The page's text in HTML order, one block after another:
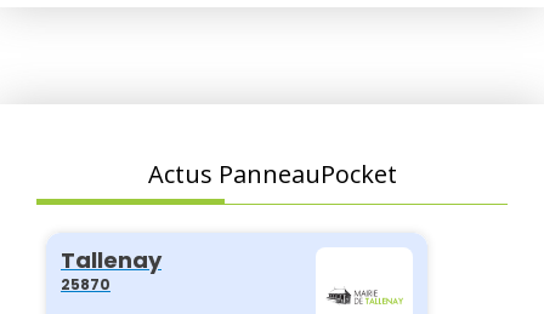
Actus PanneauPocket